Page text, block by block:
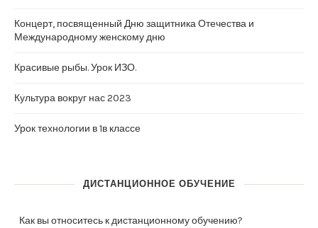
Концерт, посвященный Дню защитника Отечества и
Международному женскому дню
Красивые рыбы. Урок ИЗО.
Культура вокруг нас 2023
Урок технологии в 1в классе
ДИСТАНЦИОННОЕ ОБУЧЕНИЕ
Как вы относитесь к дистанционному обучению?